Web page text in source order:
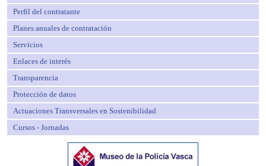
Perfil del contratante
Planes anuales de contratación
Servicios
Enlaces de interés
Transparencia
Protección de datos
Actuaciones Transversales en Sostenibilidad
Cursos - Jornadas